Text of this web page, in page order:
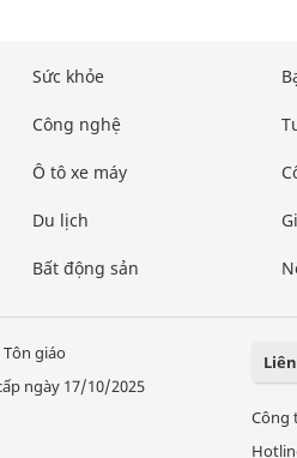
Sức khỏe
Công nghệ
Ô tô xe máy
Du lịch
Bất động sản
giáo
ngày 17/10/2025
Công